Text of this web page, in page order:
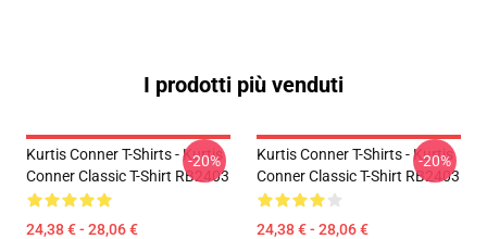
I prodotti più venduti
Kurtis Conner T-Shirts - Kurtis
Conner Classic T-Shirt RB2403
24,38 € - 28,06 €
-20%
Kurtis Conner T-Shirts - Kurtis
Conner Classic T-Shirt RB2403
24,38 € - 28,06 €
-20%